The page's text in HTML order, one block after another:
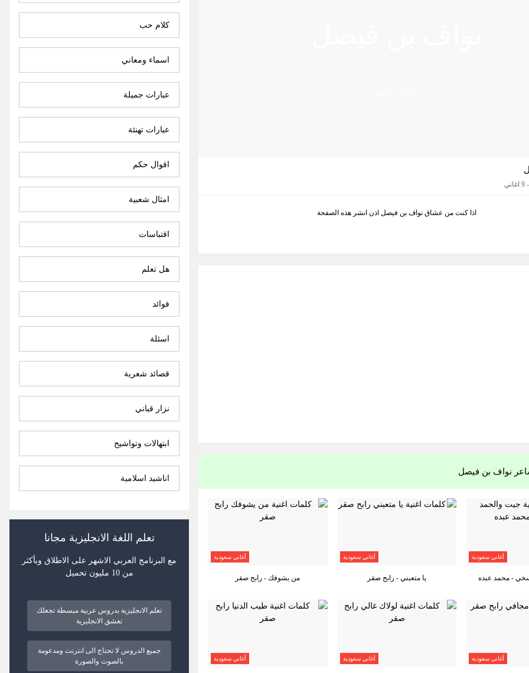
اذا كنت من عشاق نواف بن فيصل اذن انشر هذه الصفحة
نواف بن فيصل
أغاني سعودية
- محمد عبده
أغاني سعودية
يا متعبني - رابح صقر
أغاني سعودية
من يشوفك - رابح صقر
أغاني سعودية أغاني سعودية أغاني سعودية
كلام حب
اسماء ومعاني
عبارات جميلة
عبارات تهنئة
اقوال حكم
امثال شعبية
اقتباسات
هل تعلم
فوائد
اسئلة
قصائد شعرية
نزار قباني
ابتهالات وتواشيح
اناشيد اسلامية
تعلم اللغة الانجليزية مجانا
مع البرنامج العربي الاشهر على الاطلاق وبأكثر
من 10 مليون تحميل
تعلم الانجليزية بدروس عربية مبسطة تجعلك
تعشق الانجليزية
جميع الدروس لا تحتاج الى انترنت ومدعومة
بالصوت والصورة